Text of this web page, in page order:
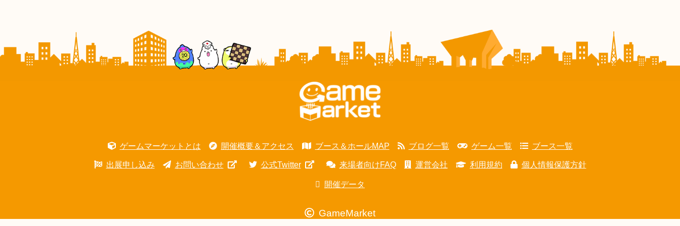
ゲームマーケットとは 開催概要＆アクセス ブース＆ホールMAP ブログ一覧 ゲーム一覧 ブース一覧
出展申し込み お問い合わせ 公式Twitter 来場者向けFAQ 運営会社 利用規約 個人情報保護方針
開催データ
GameMarket